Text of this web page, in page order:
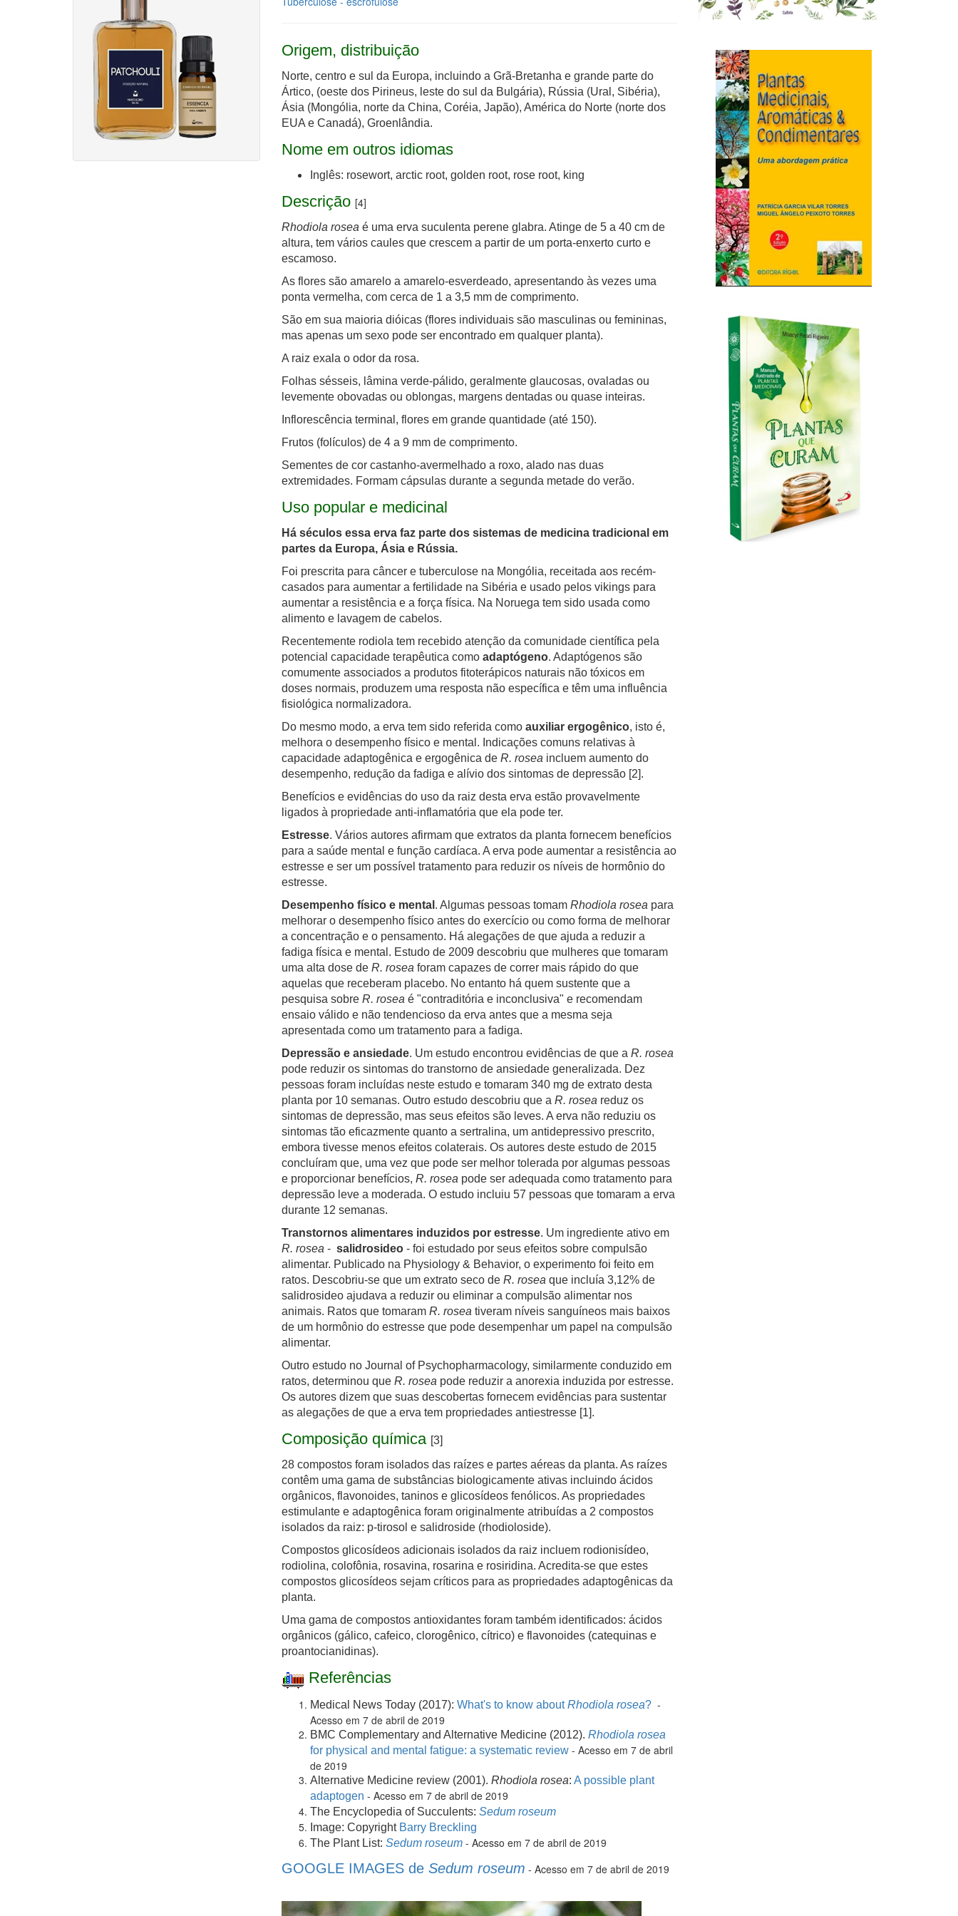
Origem, distribuição
Norte, centro e sul da Europa, incluindo a Grã-Bretanha e grande parte do
Ártico, (oeste dos Pirineus, leste do sul da Bulgária), Rússia (Ural, Sibéria),
Ásia (Mongólia, norte da China, Coréia, Japão), América do Norte (norte dos
EUA e Canadá), Groenlândia.
Nome em outros idiomas
Inglês: rosewort, arctic root, golden root, rose root, king
Descrição [4]
Rhodiola rosea é uma erva suculenta perene glabra. Atinge de 5 a 40 cm de
altura, tem vários caules que crescem a partir de um porta-enxerto curto e
escamoso.
As flores são amarelo a amarelo-esverdeado, apresentando às vezes uma
ponta vermelha, com cerca de 1 a 3,5 mm de comprimento.
São em sua maioria dióicas (flores individuais são masculinas ou femininas,
mas apenas um sexo pode ser encontrado em qualquer planta).
A raiz exala o odor da rosa.
Folhas sésseis, lâmina verde-pálido, geralmente glaucosas, ovaladas ou
levemente obovadas ou oblongas, margens dentadas ou quase inteiras.
Inflorescência terminal, flores em grande quantidade (até 150).
Frutos (folículos) de 4 a 9 mm de comprimento.
Sementes de cor castanho-avermelhado a roxo, alado nas duas
extremidades. Formam cápsulas durante a segunda metade do verão.
Uso popular e medicinal
Há séculos essa erva faz parte dos sistemas de medicina tradicional em
partes da Europa, Ásia e Rússia.
Foi prescrita para câncer e tuberculose na Mongólia, receitada aos recém-
casados ​​para aumentar a fertilidade na Sibéria e usado pelos vikings para
aumentar a resistência e a força física. Na Noruega tem sido usada como
alimento e lavagem de cabelos.
Recentemente rodiola tem recebido atenção da comunidade científica pela
potencial capacidade terapêutica como adaptógeno. Adaptógenos são
comumente associados a produtos fitoterápicos naturais não tóxicos em
doses normais, produzem uma resposta não específica e têm uma influência
fisiológica normalizadora.
Do mesmo modo, a erva tem sido referida como auxiliar ergogênico, isto é,
melhora o desempenho físico e mental. Indicações comuns relativas à
capacidade adaptogênica e ergogênica de R. rosea incluem aumento do
desempenho, redução da fadiga e alívio dos sintomas de depressão [2].
Benefícios e evidências do uso da raiz desta erva estão provavelmente
ligados à propriedade anti-inflamatória que ela pode ter.
Estresse. Vários autores afirmam que extratos da planta fornecem benefícios
para a saúde mental e função cardíaca. A erva pode aumentar a resistência ao
estresse e ser um possível tratamento para reduzir os níveis de hormônio do
estresse.
Desempenho físico e mental . Algumas pessoas tomam Rhodiola rosea para
melhorar o desempenho físico antes do exercício ou como forma de melhorar
a concentração e o pensamento. Há alegações de que ajuda a reduzir a
fadiga física e mental. Estudo de 2009 descobriu que mulheres que tomaram
uma alta dose de R. rosea foram capazes de correr mais rápido do que
aquelas que receberam placebo. No entanto há quem sustente que a
pesquisa sobre R. rosea é "contraditória e inconclusiva" e recomendam
ensaio válido e não tendencioso da erva antes que a mesma seja
apresentada como um tratamento para a fadiga.
Depressão e ansiedade. Um estudo encontrou evidências de que a R. rosea
pode reduzir os sintomas do transtorno de ansiedade generalizada. Dez
pessoas foram incluídas neste estudo e tomaram 340 mg de extrato desta
planta por 10 semanas. Outro estudo descobriu que a R. rosea reduz os
sintomas de depressão, mas seus efeitos são leves. A erva não reduziu os
sintomas tão eficazmente quanto a sertralina, um antidepressivo prescrito,
embora tivesse menos efeitos colaterais. Os autores deste estudo de 2015
concluíram que, uma vez que pode ser melhor tolerada por algumas pessoas
e proporcionar benefícios, R. rosea pode ser adequada como tratamento para
depressão leve a moderada. O estudo incluiu 57 pessoas que tomaram a erva
durante 12 semanas.
Transtornos alimentares induzidos por estresse. Um ingrediente ativo em
R. rosea - salidrosideo- foi estudado por seus efeitos sobre compulsão
alimentar. Publicado na Physiology & Behavior, o experimento foi feito em
ratos. Descobriu-se que um extrato seco de R. rosea que incluía 3,12% de
salidrosideo ajudava a reduzir ou eliminar a compulsão alimentar nos
animais. Ratos que tomaram R. rosea tiveram níveis sanguíneos mais baixos
de um hormônio do estresse que pode desempenhar um papel na compulsão
alimentar.
Outro estudo no Journal of Psychopharmacology, similarmente conduzido em
ratos, determinou que R. rosea pode reduzir a anorexia induzida por estresse.
Os autores dizem que suas descobertas fornecem evidências para sustentar
as alegações de que a erva tem propriedades antiestresse [1].
Composição química [3]
28 compostos foram isolados das raízes e partes aéreas da planta. As raízes
contêm uma gama de substâncias biologicamente ativas incluindo ácidos
orgânicos, flavonoides, taninos e glicosídeos fenólicos. As propriedades
estimulante e adaptogênica foram originalmente atribuídas a 2 compostos
isolados da raiz: p-tirosol e salidroside (rhodioloside).
Compostos glicosídeos adicionais isolados da raiz incluem rodionisídeo,
rodiolina, colofônia, rosavina, rosarina e rosiridina. Acredita-se que estes
compostos glicosídeos sejam críticos para as propriedades adaptogênicas da
planta.
Uma gama de compostos antioxidantes foram também identificados: ácidos
orgânicos (gálico, cafeico, clorogênico, cítrico) e flavonoides (catequinas e
proantocianidinas).
Referências
Medical News Today (2017): What's to know aboutRhodiola rosea? -
Acesso em 7 de abril de 2019
BMC Complementary and Alternative Medicine (2012). Rhodiola rosea
for physical and mental fatigue: a systematic review- Acesso em 7 de abril
de 2019
Alternative Medicine review (2001). Rhodiola rosea: A possible plant
adaptogen - Acesso em 7 de abril de 2019
The Encyclopedia of Succulents: Sedum roseum
Image: Copyright Barry Breckling
The Plant List: Sedum roseum- Acesso em 7 de abril de 2019
GOOGLE IMAGES de Sedum roseum - Acesso em 7 de abril de 2019